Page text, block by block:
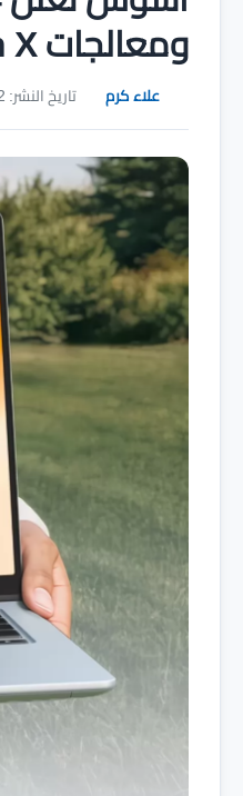
ومعالجات Snapdragon X
علاء كرم تاريخ النشر: 02 يونيو 2026